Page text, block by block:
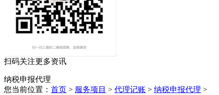
扫码关注更多资讯
纳税申报代理
您当前位置： 首页 > 服务项目 > 代理记账 > 纳税申报代理 >